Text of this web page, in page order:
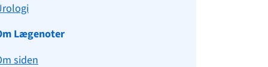
Lægenoter
siden